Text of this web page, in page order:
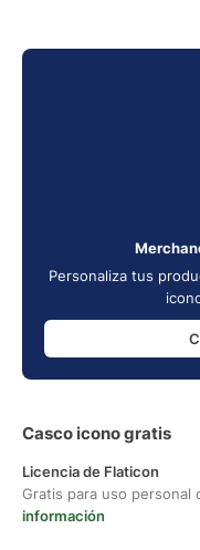
Personaliza tus
Casco icono gratis
Licencia de Flaticon
Gratis para uso personal
información